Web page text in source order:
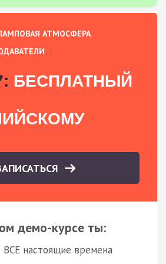
АТМОСФЕРА
БЕСПЛАТНЫЙ
демо-курсе ты:
ВСЕ настоящие времена